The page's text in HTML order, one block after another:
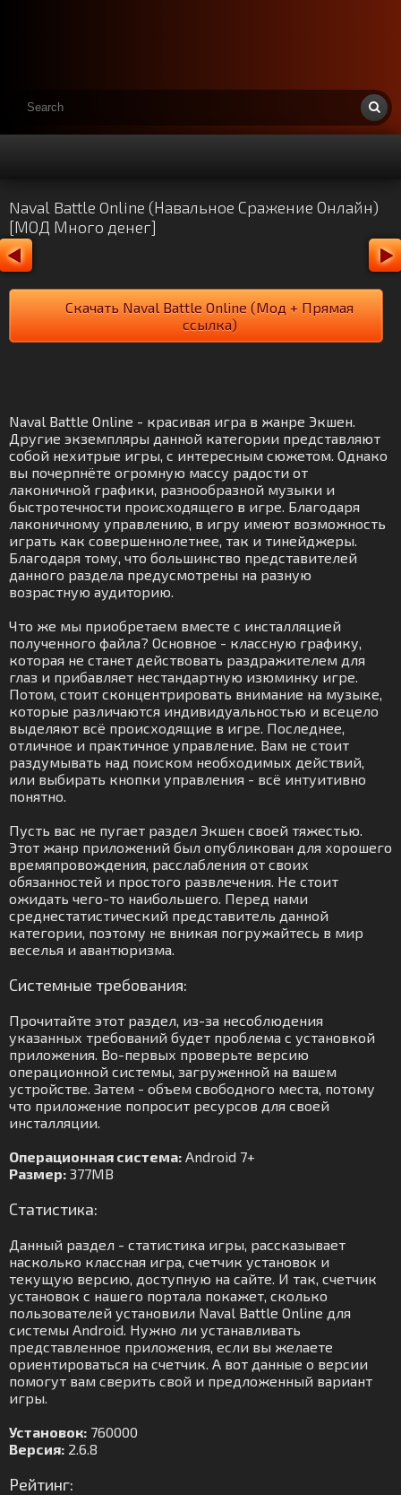
Naval Battle Online (Навальное Сражение Онлайн)
[МОД Много денег]
Скачать Naval Battle Online (Мод + Прямая
ссылка)
Naval Battle Online - красивая игра в жанре Экшен.
Другие экземпляры данной категории представляют
собой нехитрые игры, с интересным сюжетом. Однако
вы почерпнёте огромную массу радости от
лаконичной графики, разнообразной музыки и
быстротечности происходящего в игре. Благодаря
лаконичному управлению, в игру имеют возможность
играть как совершеннолетнее, так и тинейджеры.
Благодаря тому, что большинство представителей
данного раздела предусмотрены на разную
возрастную аудиторию.
Что же мы приобретаем вместе с инсталляцией
полученного файла? Основное - классную графику,
которая не станет действовать раздражителем для
глаз и прибавляет нестандартную изюминку игре.
Потом, стоит сконцентрировать внимание на музыке,
которые различаются индивидуальностью и всецело
выделяют всё происходящие в игре. Последнее,
отличное и практичное управление. Вам не стоит
раздумывать над поиском необходимых действий,
или выбирать кнопки управления - всё интуитивно
понятно.
Пусть вас не пугает раздел Экшен своей тяжестью.
Этот жанр приложений был опубликован для хорошего
времяпровождения, расслабления от своих
обязанностей и простого развлечения. Не стоит
ожидать чего-то наибольшего. Перед нами
среднестатистический представитель данной
категории, поэтому не вникая погружайтесь в мир
веселья и авантюризма.
Системные требования:
Прочитайте этот раздел, из-за несоблюдения
указанных требований будет проблема с установкой
приложения. Во-первых проверьте версию
операционной системы, загруженной на вашем
устройстве. Затем - объем свободного места, потому
что приложение попросит ресурсов для своей
инсталляции.
Операционная система: Android 7+
Размер: 377MB
Статистика:
Данный раздел - статистика игры, рассказывает
насколько классная игра, счетчик установок и
текущую версию, доступную на сайте. И так, счетчик
установок с нашего портала покажет, сколько
пользователей установили Naval Battle Online для
системы Android. Нужно ли устанавливать
представленное приложения, если вы желаете
ориентироваться на счетчик. А вот данные о версии
помогут вам сверить свой и предложенный вариант
игры.
Установок: 760000
Версия: 2.6.8
Рейтинг: